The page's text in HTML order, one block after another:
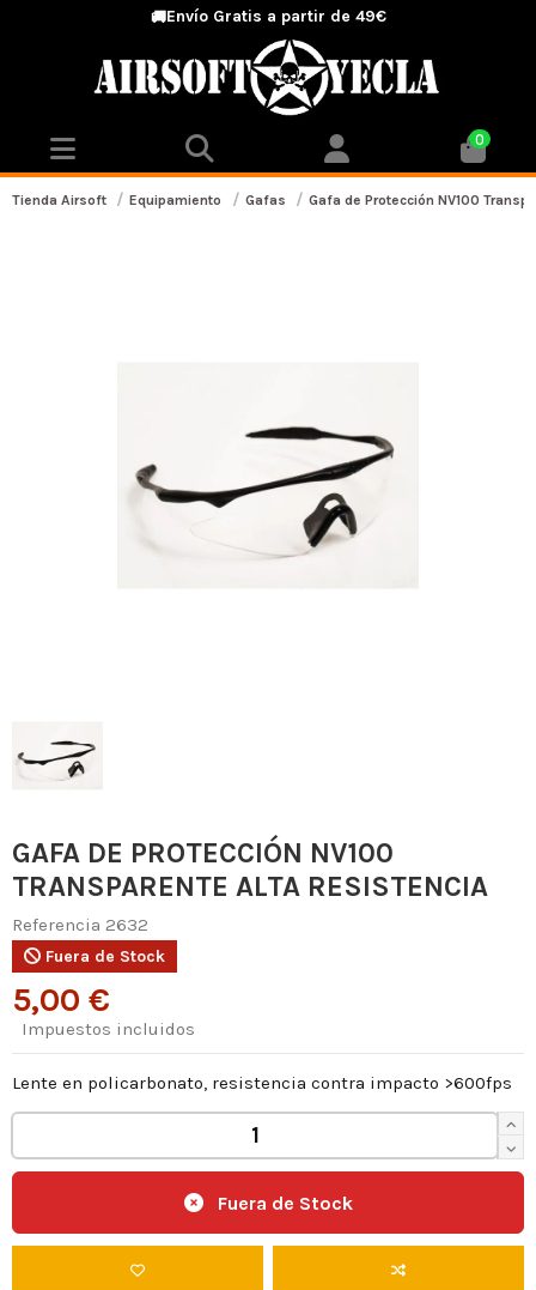
🚚Envío Gratis a partir de 49€
0
Tienda Airsoft Equipamiento Gafas Gafa de Protección NV100
GAFA DE PROTECCIÓN NV100
TRANSPARENTE ALTA RESISTENCIA
Referencia 2632
Fuera de Stock
5,00 €
Impuestos incluidos
Lente en policarbonato, resistencia contra impacto >600fps
Fuera de Stock